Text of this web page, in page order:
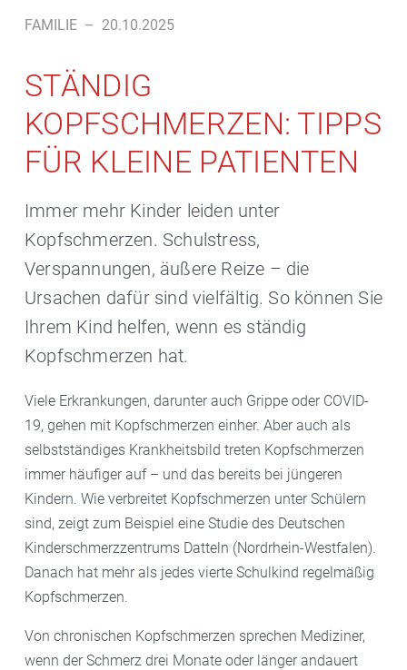
FAMILIE – 20.10.2025
STÄNDIG
KOPFSCHMERZEN: TIPPS
FÜR KLEINE PATIENTEN
Immer mehr Kinder leiden unter
Kopfschmerzen. Schulstress,
Verspannungen, äußere Reize – die
Ursachen dafür sind vielfältig. So können Sie
Ihrem Kind helfen, wenn es ständig
Kopfschmerzen hat.
Viele Erkrankungen, darunter auch Grippe oder COVID-
19, gehen mit Kopfschmerzen einher. Aber auch als
selbstständiges Krankheitsbild treten Kopfschmerzen
immer häufiger auf – und das bereits bei jüngeren
Kindern. Wie verbreitet Kopfschmerzen unter Schülern
sind, zeigt zum Beispiel eine Studie des Deutschen
Kinderschmerzzentrums Datteln (Nordrhein-Westfalen).
Danach hat mehr als jedes vierte Schulkind regelmäßig
Kopfschmerzen.
Von chronischen Kopfschmerzen sprechen Mediziner,
wenn der Schmerz drei Monate oder länger andauert